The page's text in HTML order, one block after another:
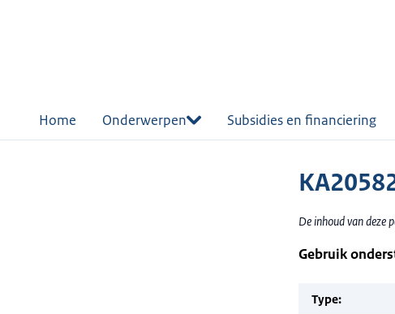
Home Onderwerpen Subsidies en financiering
De inhoud van deze
Gebruik
Type: